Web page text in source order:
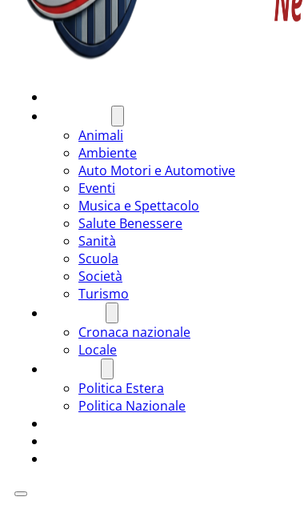
Animali
Ambiente
Auto Motori e Automotive
Eventi
Musica e Spettacolo
Salute Benessere
Sanità
Scuola
Società
Turismo
Cronaca nazionale
Locale
Politica Estera
Politica Nazionale